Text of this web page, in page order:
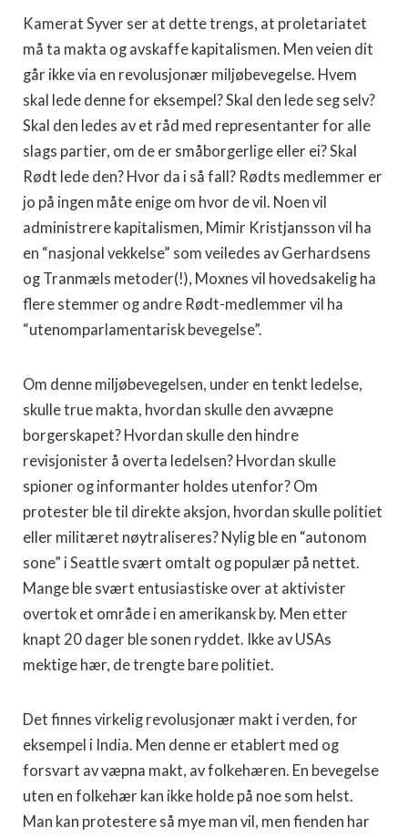
Kamerat Syver ser at dette trengs, at proletariatet
må ta makta og avskaffe kapitalismen. Men veien dit
går ikke via en revolusjonær miljøbevegelse. Hvem
skal lede denne for eksempel? Skal den lede seg selv?
Skal den ledes av et råd med representanter for alle
slags partier, om de er småborgerlige eller ei? Skal
Rødt lede den? Hvor da i så fall? Rødts medlemmer er
jo på ingen måte enige om hvor de vil. Noen vil
administrere kapitalismen, Mimir Kristjansson vil ha
en “nasjonal vekkelse” som veiledes av Gerhardsens
og Tranmæls metoder(!), Moxnes vil hovedsakelig ha
flere stemmer og andre Rødt-medlemmer vil ha
“utenomparlamentarisk bevegelse”.
Om denne miljøbevegelsen, under en tenkt ledelse,
skulle true makta, hvordan skulle den avvæpne
borgerskapet? Hvordan skulle den hindre
revisjonister å overta ledelsen? Hvordan skulle
spioner og informanter holdes utenfor? Om
protester ble til direkte aksjon, hvordan skulle politiet
eller militæret nøytraliseres? Nylig ble en “autonom
sone” i Seattle svært omtalt og populær på nettet.
Mange ble svært entusiastiske over at aktivister
overtok et område i en amerikansk by. Men etter
knapt 20 dager ble sonen ryddet. Ikke av USAs
mektige hær, de trengte bare politiet.
Det finnes virkelig revolusjonær makt i verden, for
eksempel i India. Men denne er etablert med og
forsvart av væpna makt, av folkehæren. En bevegelse
uten en folkehær kan ikke holde på noe som helst.
Man kan protestere så mye man vil, men fienden har